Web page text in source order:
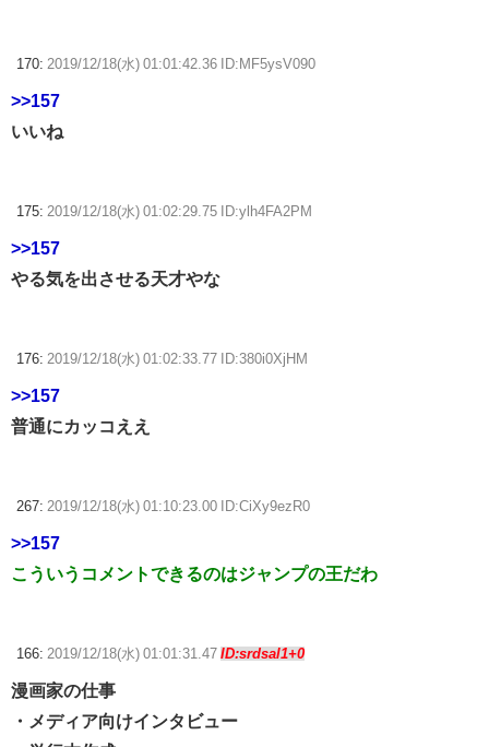
170: 2019/12/18(水) 01:01:42.36 ID:MF5ysV090
>>157
いいね
175: 2019/12/18(水) 01:02:29.75 ID:ylh4FA2PM
>>157
やる気を出させる天才やな
176: 2019/12/18(水) 01:02:33.77 ID:380i0XjHM
>>157
普通にカッコええ
267: 2019/12/18(水) 01:10:23.00 ID:CiXy9ezR0
>>157
こういうコメントできるのはジャンプの王だわ
166: 2019/12/18(水) 01:01:31.47 ID:srdsal1+0
漫画家の仕事
・メディア向けインタビュー